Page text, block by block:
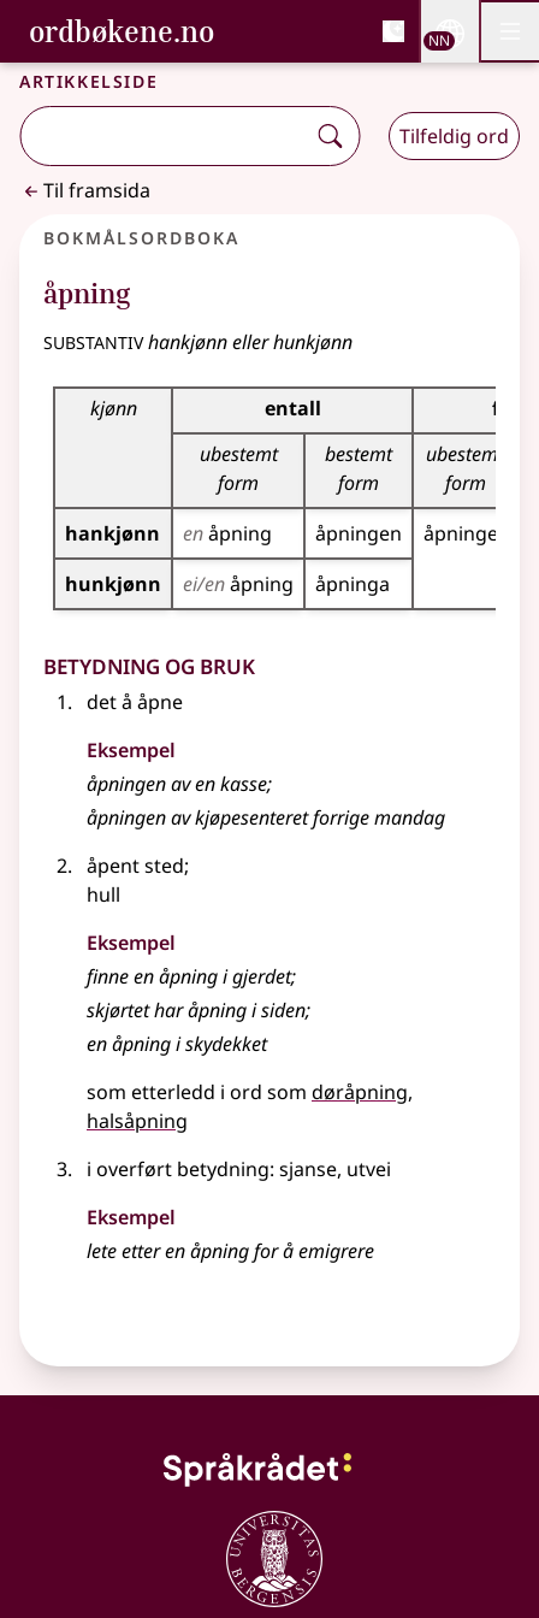
Gå til hovudinnhald
Tilgjenge
ordbøkene.no, Bokmålsordboka og
Bokmålsordboka og Nynorskordboka
NN
Artikkelside
Tilfeldig ord
Til framsida
Bokmålsordboka
åpning
substantivhankjønn eller hunkjønn
Bøyingstabell for dette substantivet
kjønn entall
ubestemt
form
bestemt
form
ubestemt
form
hankjønn
enåpning åpningen åpninger
hunkjønn
ei/enåpning åpninga
Betydning og bruk
det å åpne
Eksempel
åpningenav en kasse;
åpningenav kjøpesenteret forrige mandag
åpent sted;
hull
Eksempel
finne enåpningi gjerdet;
skjørtet haråpningi siden;
en åpning i skydekket
som etterledd i ord som døråpning
halsåpning
i overført betydning: sjanse, utvei
Eksempel
lete etter en åpning for å emigrere